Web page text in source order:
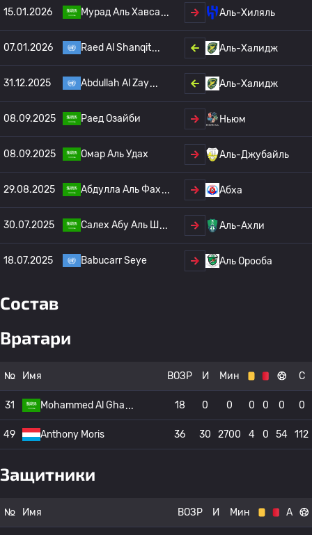
15.01.2026 Мурад Аль Хавса Аль-Хиляль
07.01.2026 Raed Al Shanqit Аль-Халидж
31.12.2025 Abdullah Al Zay Аль-Халидж
08.09.2025 Раед Озайби Ньюм
08.09.2025 Омар Аль Удах Аль-Джубайль
29.08.2025 Абдулла Аль Фах Абха
30.07.2025 Салех Абу Аль Ш Аль-Ахли
18.07.2025 Babucarr Seye Аль Орооба
Состав
Вратари
№ Имя ВОЗР И Мин С
31 Mohammed Al Gha 18 0 0 0 0 0 0
49 Anthony Moris 36 30 2700 4 0 54 112
Защитники
№ Имя ВОЗР И Мин А